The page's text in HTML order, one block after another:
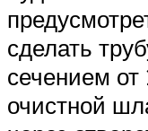
сделать
сечением
очистной